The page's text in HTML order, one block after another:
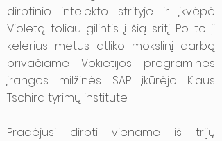
dirbtinio intelekto strityje ir įkvėpė
Violetą toliau gilintis į šią sritį. Po to ji
kelerius metus atliko mokslinį darbą
privačiame Vokietijos programinės
įrangos milžinės SAP įkūrėjo Klaus
Tschira tyrimų institute.
Pradėjusi dirbti viename iš trijų